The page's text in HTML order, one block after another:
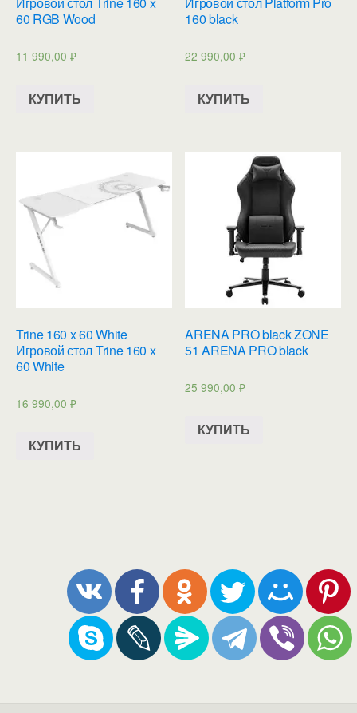
60 RGB Wood
11 990,00 ₽
КУПИТЬ
160 black
22 990,00₽
КУПИТЬ
Trine 160 x 60 White
Игровой стол Trine 160 x
60 White
16 990,00 ₽
КУПИТЬ
ARENA PRO black ZONE
51 ARENA PRO black
25 990,00₽
КУПИТЬ